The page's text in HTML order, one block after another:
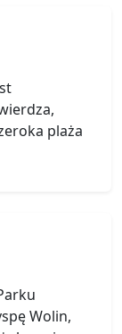
plaża
Wolin,